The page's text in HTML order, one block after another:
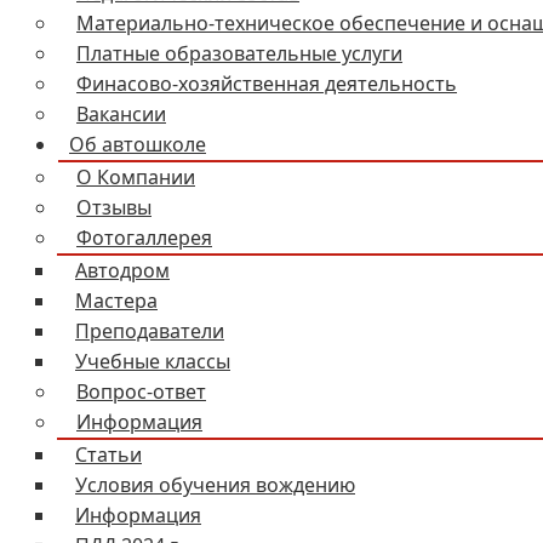
Материально-техническое обеспечение и
Платные образовательные услуги
Финасово-хозяйственная деятельность
Вакансии
Об автошколе
О Компании
Отзывы
Фотогаллерея
Автодром
Мастера
Преподаватели
Учебные классы
Вопрос-ответ
Информация
Статьи
Условия обучения вождению
Информация